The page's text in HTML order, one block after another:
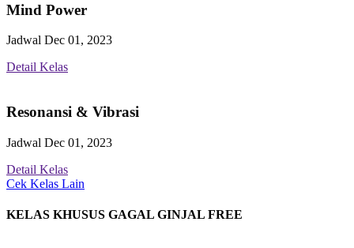
Mind Power
Jadwal Dec 01, 2023
Detail Kelas
Resonansi & Vibrasi
Jadwal Dec 01, 2023
Detail Kelas
Cek Kelas Lain
KELAS KHUSUS GAGAL GINJAL FREE